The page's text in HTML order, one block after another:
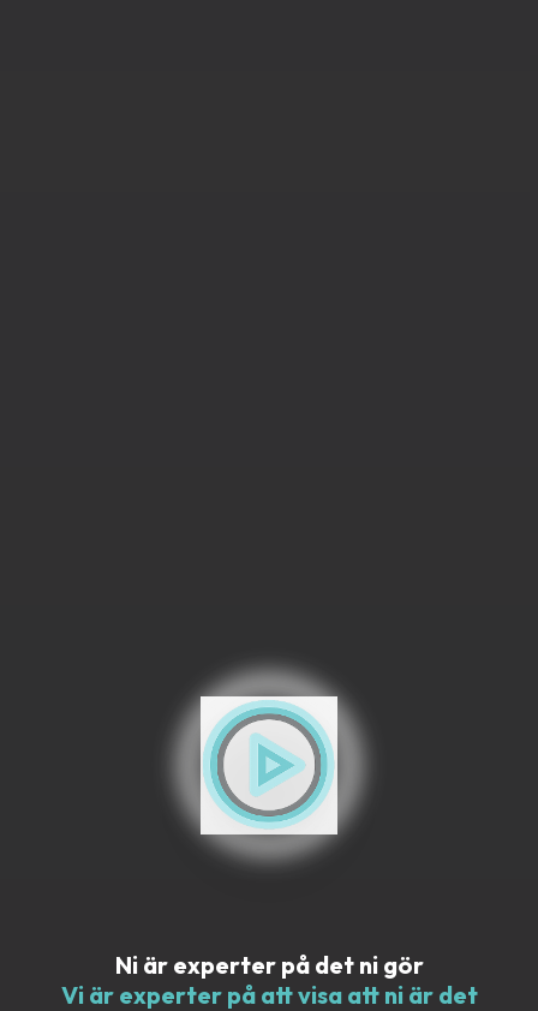
Ni är experter på det ni gör
Vi är experter på att visa att ni är det